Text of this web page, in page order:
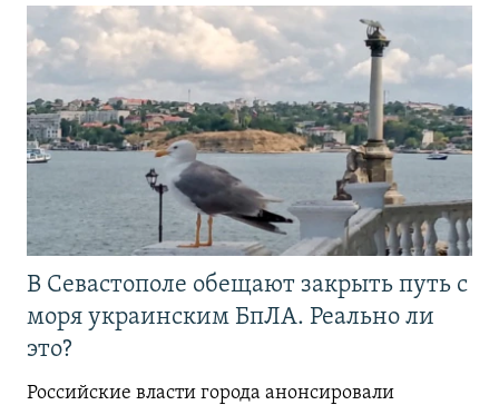
В Севастополе обещают закрыть путь с
моря украинским БпЛА. Реально ли
это?
Российские власти города анонсировали